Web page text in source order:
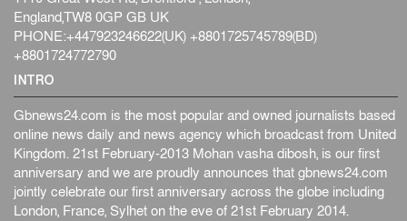
England,TW8 0GP GB UK
PHONE:+447923246622(UK) +8801725745789(BD)
+8801724772790
INTRO
Gbnews24.com is the most popular and owned journalists based
online news daily and news agency which broadcast from United
Kingdom. 21st February-2013 Mohan vasha dibosh, is our first
anniversary and we are proudly announces that gbnews24.com
jointly celebrate our first anniversary across the globe including
London, France, Sylhet on the eve of 21st February 2014.